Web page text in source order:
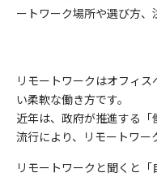
ートワーク場所や選び方、
リモートワークはオフィ
い柔軟な働き方です。
近年は、政府が推進する
流行により、リモートワー
リモートワークと聞くと